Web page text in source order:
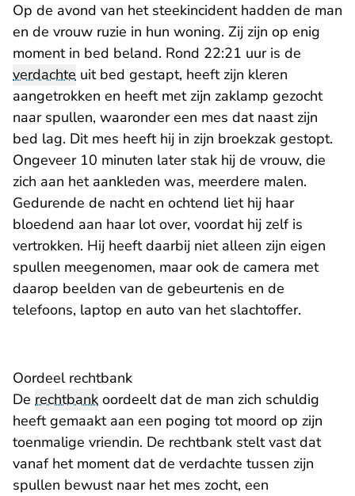
Op de avond van het steekincident hadden de man
en de vrouw ruzie in hun woning. Zij zijn op enig
moment in bed beland. Rond 22:21 uur is de
verdachte uit bed gestapt, heeft zijn kleren
aangetrokken en heeft met zijn zaklamp gezocht
naar spullen, waaronder een mes dat naast zijn
bed lag. Dit mes heeft hij in zijn broekzak gestopt.
Ongeveer 10 minuten later stak hij de vrouw, die
zich aan het aankleden was, meerdere malen.
Gedurende de nacht en ochtend liet hij haar
bloedend aan haar lot over, voordat hij zelf is
vertrokken. Hij heeft daarbij niet alleen zijn eigen
spullen meegenomen, maar ook de camera met
daarop beelden van de gebeurtenis en de
telefoons, laptop en auto van het slachtoffer.
Oordeel rechtbank
De rechtbank oordeelt dat de man zich schuldig
heeft gemaakt aan een poging tot moord op zijn
toenmalige vriendin. De rechtbank stelt vast dat
vanaf het moment dat de verdachte tussen zijn
spullen bewust naar het mes zocht, een